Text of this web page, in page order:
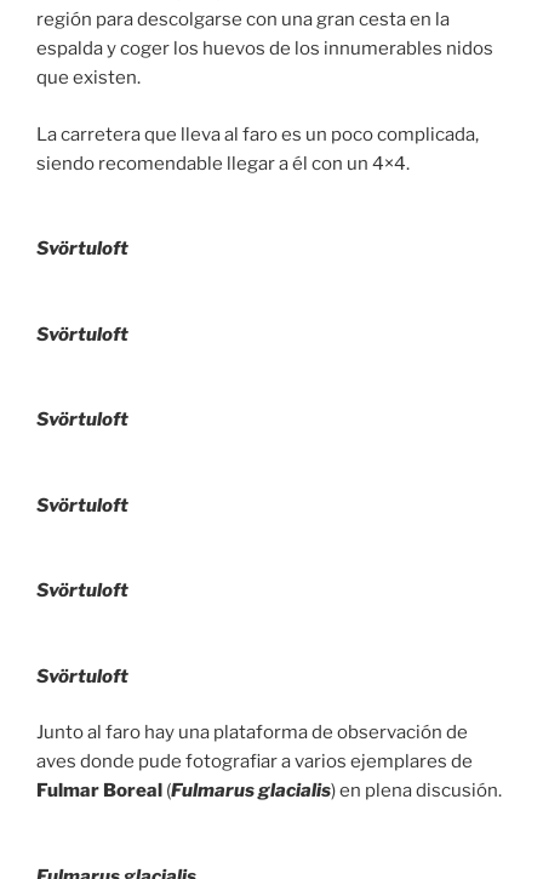
región para descolgarse con una gran cesta en la
espalda y coger los huevos de los innumerables nidos
que existen.
La carretera que lleva al faro es un poco complicada,
siendo recomendable llegar a él con un 4×4.
Svörtuloft
Svörtuloft
Svörtuloft
Svörtuloft
Svörtuloft
Svörtuloft
Junto al faro hay una plataforma de observación de
aves donde pude fotografiar a varios ejemplares de
Fulmar Boreal (Fulmarus glacialis) en plena discusión.